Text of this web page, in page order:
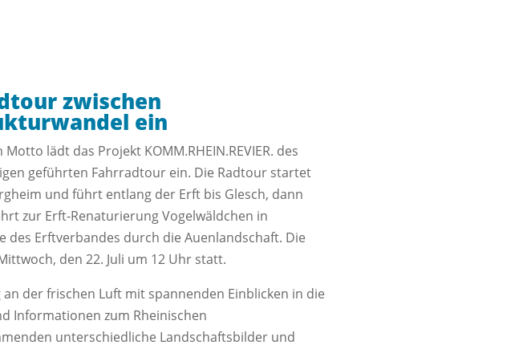
zwischen
ein
lädt das Projekt KOMM.RHEIN.REVIER. des
geführten Fahrradtour ein. Die Radtour startet
und führt entlang der Erft bis Glesch, dann
zur Erft-Renaturierung Vogelwäldchen in
Erftverbandes durch die Auenlandschaft. Die
den 22. Juli um 12 Uhr statt.
der frischen Luft mit spannenden Einblicken in die
Informationen zum Rheinischen
unterschiedliche Landschaftsbilder und